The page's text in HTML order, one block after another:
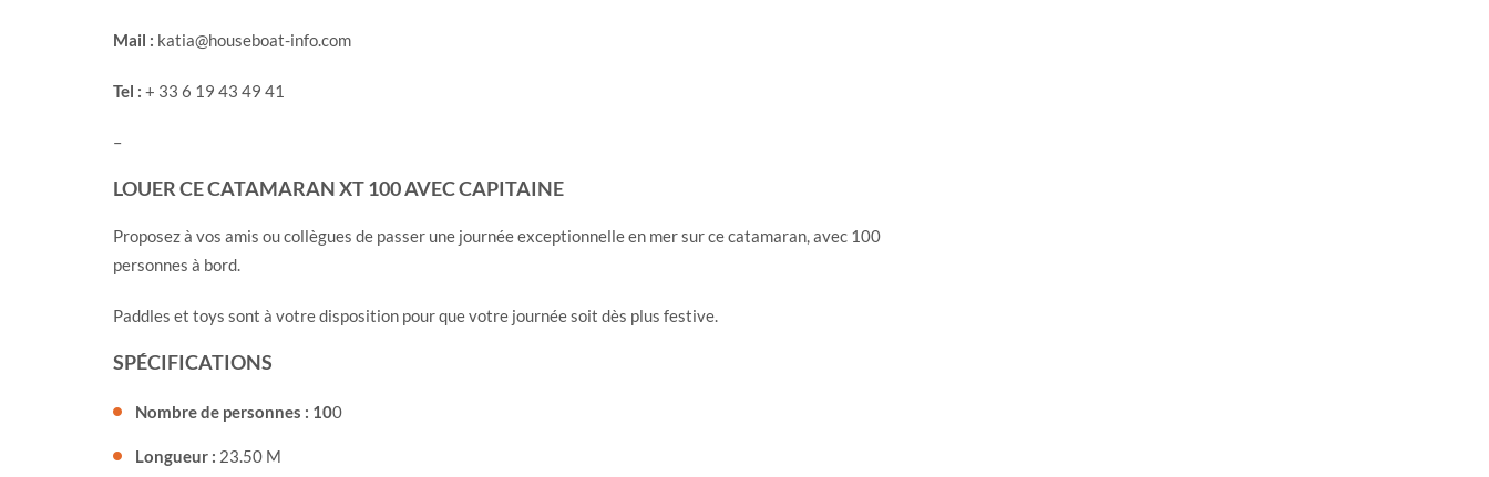
Mail : katia@houseboat-info.com
Tel : + 33 6 19 43 49 41
–
LOUER CE CATAMARAN XT 100 AVEC CAPITAINE
Proposez à vos amis ou collègues de passer une journée exceptionnelle en mer sur ce catamaran, avec 100
personnes à bord.
Paddles et toys sont à votre disposition pour que votre journée soit dès plus festive.
SPÉCIFICATIONS
Nombre de personnes : 100
Longueur : 23.50 M